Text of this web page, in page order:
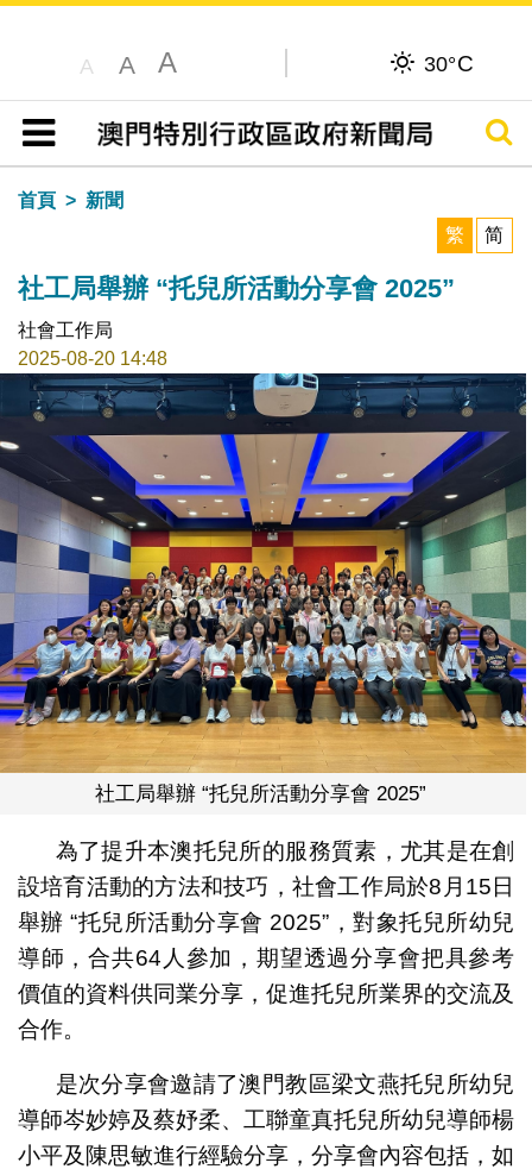
A A A 30°C
目錄
搜尋
首頁
新聞
繁
简
社工局舉辦 “托兒所活動分享會 2025”
社會工作局
2025-08-20 14:48
社工局舉辦 “托兒所活動分享會 2025”
為了提升本澳托兒所的服務質素，尤其是在創
設培育活動的方法和技巧，社會工作局於8月15日
舉辦 “托兒所活動分享會 2025”，對象托兒所幼兒
導師，合共64人參加，期望透過分享會把具參考
價值的資料供同業分享，促進托兒所業界的交流及
合作。
是次分享會邀請了澳門教區梁文燕托兒所幼兒
導師岑妙婷及蔡妤柔、工聯童真托兒所幼兒導師楊
小平及陳思敏進行經驗分享，分享會內容包括，如